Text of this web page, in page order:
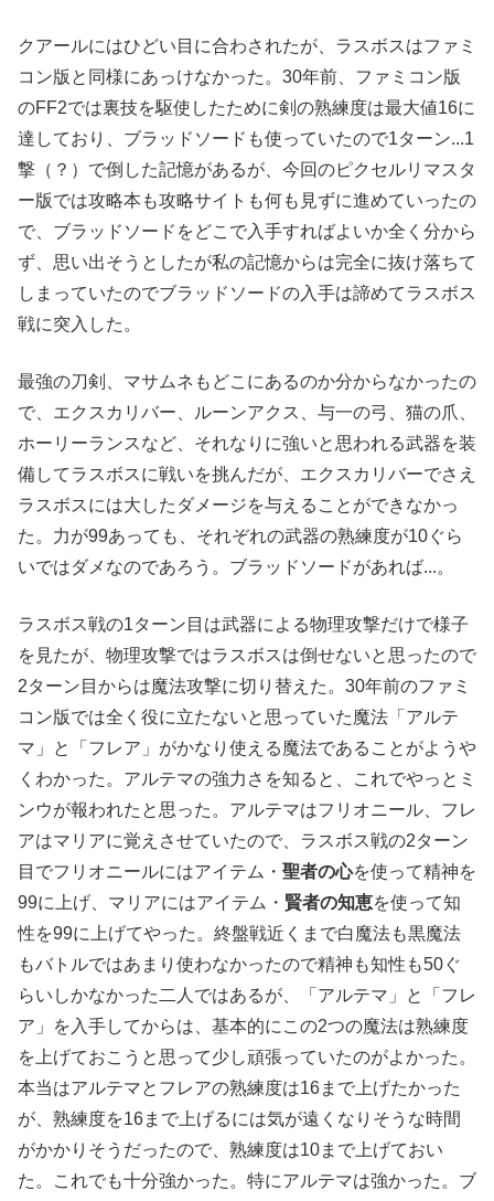
クアールにはひどい目に合わされたが、ラスボスはファミ
コン版と同様にあっけなかった。30年前、ファミコン版
のFF2では裏技を駆使したために剣の熟練度は最大値16に
達しており、ブラッドソードも使っていたので1ターン...1
撃（？）で倒した記憶があるが、今回のピクセルリマスタ
ー版では攻略本も攻略サイトも何も見ずに進めていったの
で、ブラッドソードをどこで入手すればよいか全く分から
ず、思い出そうとしたが私の記憶からは完全に抜け落ちて
しまっていたのでブラッドソードの入手は諦めてラスボス
戦に突入した。
最強の刀剣、マサムネもどこにあるのか分からなかったの
で、エクスカリバー、ルーンアクス、与一の弓、猫の爪、
ホーリーランスなど、それなりに強いと思われる武器を装
備してラスボスに戦いを挑んだが、エクスカリバーでさえ
ラスボスには大したダメージを与えることができなかっ
た。力が99あっても、それぞれの武器の熟練度が10ぐら
いではダメなのであろう。ブラッドソードがあれば...。
ラスボス戦の1ターン目は武器による物理攻撃だけで様子
を見たが、物理攻撃ではラスボスは倒せないと思ったので
2ターン目からは魔法攻撃に切り替えた。30年前のファミ
コン版では全く役に立たないと思っていた魔法「アルテ
マ」と「フレア」がかなり使える魔法であることがようや
くわかった。アルテマの強力さを知ると、これでやっとミ
ンウが報われたと思った。アルテマはフリオニール、フレ
アはマリアに覚えさせていたので、ラスボス戦の2ターン
目でフリオニールにはアイテム・ 聖者の心を使って精神を
99に上げ、マリアにはアイテム・ 賢者の知恵を使って知
性を99に上げてやった。終盤戦近くまで白魔法も黒魔法
もバトルではあまり使わなかったので精神も知性も50ぐ
らいしかなかった二人ではあるが、「アルテマ」と「フレ
ア」を入手してからは、基本的にこの2つの魔法は熟練度
を上げておこうと思って少し頑張っていたのがよかった。
本当はアルテマとフレアの熟練度は16まで上げたかった
が、熟練度を16まで上げるには気が遠くなりそうな時間
がかかりそうだったので、熟練度は10まで上げておい
た。これでも十分強かった。特にアルテマは強かった。ブ